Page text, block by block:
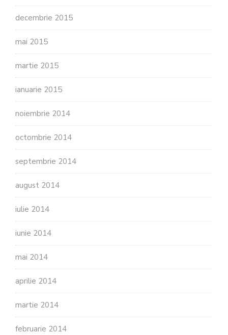
decembrie 2015
mai 2015
martie 2015
ianuarie 2015
noiembrie 2014
octombrie 2014
septembrie 2014
august 2014
iulie 2014
iunie 2014
mai 2014
aprilie 2014
martie 2014
februarie 2014